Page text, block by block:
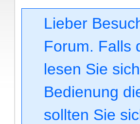
Lieber
Forum. Falls
lesen Sie
Bedienung
sollten Sie